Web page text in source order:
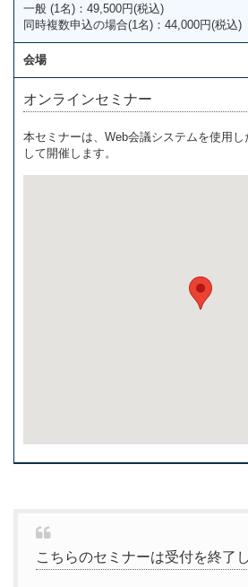
一般 (1名)：49,500円(税込)
同時複数申込の場合(1名)：44,000円(税込)
会場
オンラインセミナー
本セミナーは、Web会議システムを使用し
して開催します。
こちらのセミナーは受付を終了